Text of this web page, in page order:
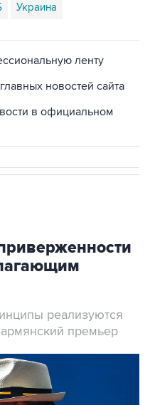
Украина
ленту
новостей сайта
в официальном
реализуются
премьер